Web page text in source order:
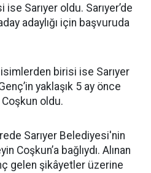
Sarıyer oldu. Sarıyer’de
adaylığı için başvuruda
isimlerden birisi ise Sarıyer
yaklaşık 5 ay önce
Coşkun oldu.
Sarıyer Belediyesi'nin
Coşkun’a bağlıydı. Alınan
gelen şikâyetler üzerine